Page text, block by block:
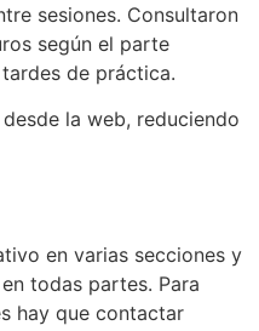
sesiones. Consultaron
según el parte
de práctica.
la web, reduciendo
en varias secciones y
todas partes. Para
hay que contactar